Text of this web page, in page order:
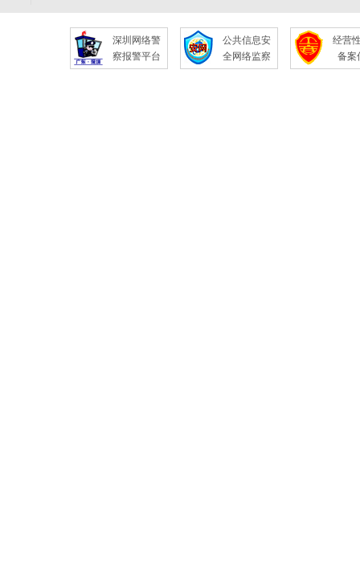
深圳网络警
察报警平台
公共信息安
全网络监察
经营
备案